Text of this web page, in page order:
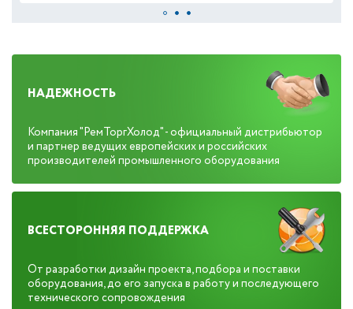
НАДЕЖНОСТЬ
Компания "РемТоргХолод" - официальный дистрибьютор
и партнер ведущих европейских и российских
производителей промышленного оборудования
ВСЕСТОРОННЯЯ ПОДДЕРЖКА
От разработки дизайн проекта, подбора и поставки
оборудования, до его запуска в работу и последующего
технического сопровождения